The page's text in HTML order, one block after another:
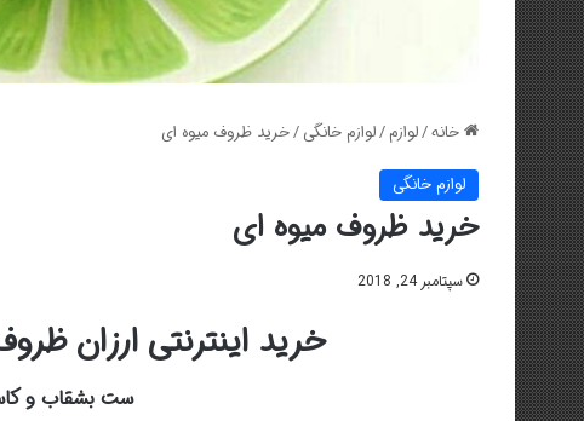
خانه/لوازم/لوازم خانگی/خرید ظروف میوه ای
لوازم خانگی
خرید ظروف میوه ای
سپتامبر 24, 2018
خرید اینترنتی ارزان
ست بشقاب و